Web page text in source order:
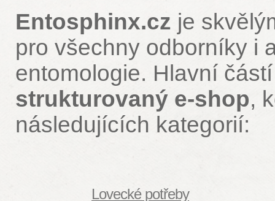
Entosphinx.cz je
pro všechny odborníky i
entomologie. Hlavní
strukturovaný e-shop,
následujících kategorií:
Lovecké potřeby